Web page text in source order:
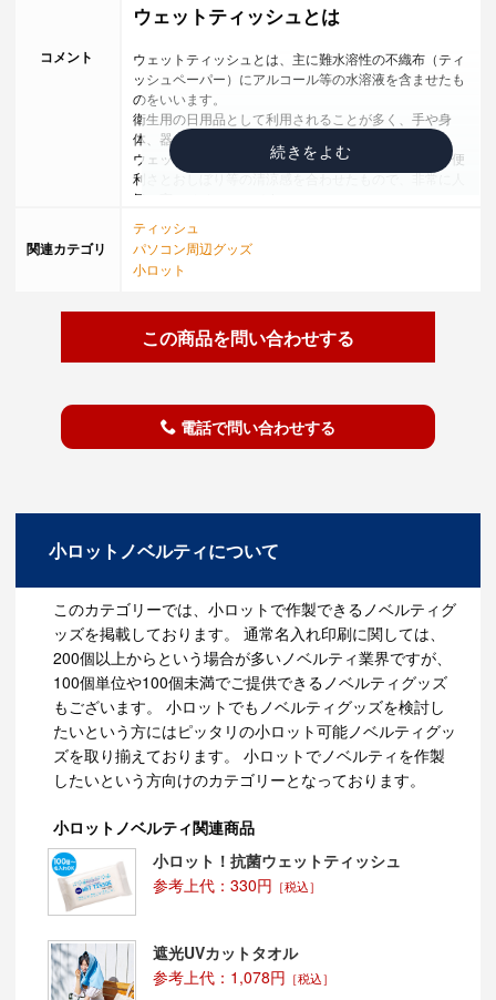
コメント
ウェットティッシュとは
ウェットティッシュとは、主に難水溶性の不織布（ティ
ッシュペーパー）にアルコール等の水溶液を含ませたも
のをいいます。
衛生用の日用品として利用されることが多く、手や身
体、器などの表面を拭い汚れを取り除きます。
ウェットティッシュは、ティッシュペーパーの簡単・便
利さとおしぼり等の清涼感を合わせたもので、非常に人
気の高いノベルティです。
きとして使われることもある。
ウェットティッシュの使い方
ピクニックや運動会での手拭きとして・・・外出先で手
が汚れてしまった時、近くに水道があれば洗えますが、
ない場合にはウェットティッシュノベルティが役立ちま
窓サッシの掃除に・・・窓サッシを掃除するのに使用す
ることが出来ます。柔らかく、汚れたら捨ててしまえる
ため、ノベルティとしても非常に便利です。
す。
ＰＣのキーボードやマウスの掃除に・・・ホコリがたま
りやすいキーボードやマウスに関しても、ウェットティ
ッシュでふくことが出来ます。意外と便利です。
食後の汚れ拭きに・・・食後の口拭きやテーブルを拭く
際にもとても便利です。ティッシュペーパーに比べて、
油汚れも寄れやすくなります。
電子レンジの汚れに・・・電子レンジを使用した直後に
ウェットティッシュで拭くことで油汚れも取れやすくな
ります。
映画館での飲食時に・・・ポップコーン等、手が汚れや
すい物を食べる機会が多い映画館。出来れば席を外した
くないという時にもウェットティッシュノベルティは便
夏フェスなどに・・・1日中野外にいるイベントでは、
汗をかいたりホコリにまみれてしまうため、ウェットテ
ィッシュノベルティは強い味方です。
関連カテゴリ
ティッシュ
パソコン周辺グッズ
小ロット
この商品を問い合わせする
電話で問い合わせする
小ロットノベルティについて
このカテゴリーでは、小ロットで作製できるノベルティグ
ッズを掲載しております。 通常名入れ印刷に関しては、
200個以上からという場合が多いノベルティ業界ですが、
100個単位や100個未満でご提供できるノベルティグッズ
もございます。 小ロットでもノベルティグッズを検討し
たいという方にはピッタリの小ロット可能ノベルティグッ
ズを取り揃えております。 小ロットでノベルティを作製
したいという方向けのカテゴリーとなっております。
小ロットノベルティ関連商品
小ロット！抗菌ウェットティッシュ
参考上代：330円 ［税込］
遮光UVカットタオル
参考上代：1,078円 ［税込］